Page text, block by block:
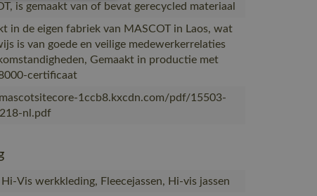
is gemaakt van of bevat gerecycled materiaal
in de eigen fabriek van MASCOT in Laos, wat
is van goede en veilige medewerkerrelaties
Gemaakt in productie met
certificaat
1ccb8.kxcdn.com/pdf/15503-
nl.pdf
Hi-Vis werkkleding, Fleecejassen, Hi-vis jassen